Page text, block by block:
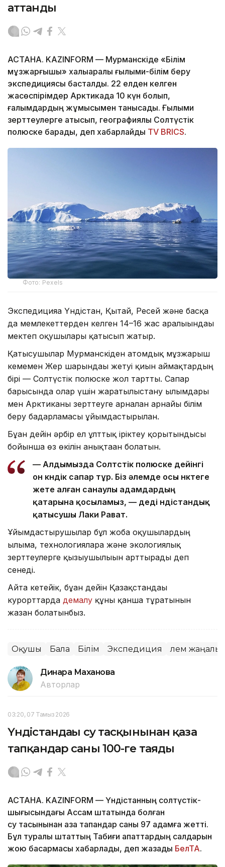
аттанды
АСТАНА. KAZINFORM — Мурманскіде «Білім
мұзжарғышы» халықаралық ғылыми-білім беру
экспедициясы басталды. 22 елден келген
жасөспірімдер Арктикада 10 күн болып,
ғалымдардың жұмысымен танысады. Ғылыми
зерттеулерге қатысып, географиялық Солтүстік
полюске барады, деп хабарлайды TV BRICS.
Фото: Pexels
Экспедицияға Үндістан, Қытай, Ресей және басқа
да мемлекеттерден келген 14–16 жас аралығындағы
мектеп оқушылары қатысып жатыр.
Қатысушылар Мурманскіден атомдық мұзжарғыш
кемемен Жер шарындағы жетуі қиын аймақтардың
бірі — Солтүстік полюске жол тартты. Сапар
барысында олар үшін жаратылыстану ғылымдары
мен Арктиканы зерттеуге арналған арнайы білім
беру бағдарламасы ұйымдастырылған.
Бұған дейін әрбір ел ұлттық іріктеу қорытындысы
бойынша өз өкілін анықтаған болатын.
— Алдымызда Солтүстік полюске дейінгі
он күндік сапар тұр. Біз әлемде осы нүктеге
жете алған санаулы адамдардың
қатарына қосыламыз, — деді үндістандық
қатысушы Лаки Рават.
Ұйымдастырушылар бұл жоба оқушылардың
ғылымға, технологияларға және экологиялық
зерттеулерге қызығушылығын арттырады деп
сенеді.
Айта кетейік, бұған дейін Қазақстандағы
курорттарда демалу құны қанша тұратынын
жазған болатынбыз.
Оқушы Бала Білім Экспедиция Әлем
Динара Маханова
Авторлар
03:20, 07 Тамыз 2026
Үндістандағы су тасқынынан қаза
тапқандар саны 100-ге таяды
АСТАНА. KAZINFORM — Үндістанның солтүстік-
шығысындағы Ассам штатында болған
су тасқынынан қаза тапқандар саны 97 адамға жетті.
Бұл туралы штаттың Табиғи апаттардың салдарын
жою басқармасы хабарлады, деп жазады БелТА.